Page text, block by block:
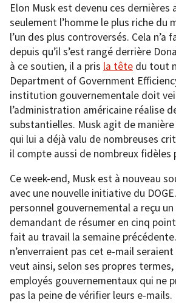
Elon Musk est devenu ces dernières
seulement l’homme le plus riche du
l’un des plus controversés. Cela n’a
depuis qu’il s’est rangé derrière
à ce soutien, il a pris la tête du tout
Department of Government
institution gouvernementale doit
l’administration américaine réalise
substantielles. Musk agit de
qui lui a déjà valu de nombreuses
il compte aussi de nombreux fidèles
Ce week-end, Musk est à nouveau
avec une nouvelle initiative du
personnel gouvernemental a reçu
demandant de résumer en cinq
fait au travail la semaine
n’enverraient pas cet e-mail
veut ainsi, selon ses propres
employés gouvernementaux qui ne
pas la peine de vérifier leurs e-mails.